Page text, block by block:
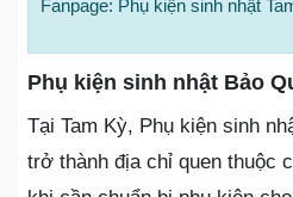
Fanpage: Phụ kiện sinh nhật
Phụ kiện sinh nhật Bảo
Tại Tam Kỳ, Phụ kiện sinh
trở thành địa chỉ quen thuộc